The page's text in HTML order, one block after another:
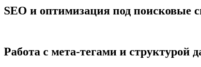
SEO и оптимизация под поисковые
Работа с мета-тегами и структурой